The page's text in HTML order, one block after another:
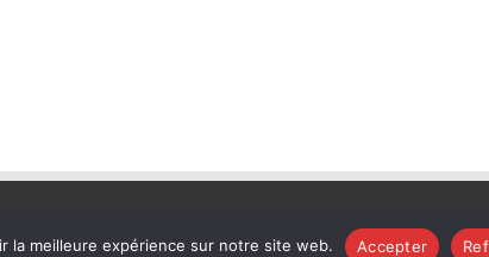
la meilleure expérience sur notre site web. Accepter